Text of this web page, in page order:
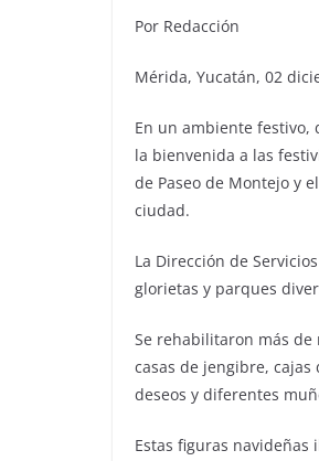
Por Redacción
Mérida, Yucatán, 02
En un ambiente festivo,
la bienvenida a las
de Paseo de Montejo y
ciudad.
La Dirección de
glorietas y parques
Se rehabilitaron más
casas de jengibre,
deseos y diferentes
Estas figuras navideñas